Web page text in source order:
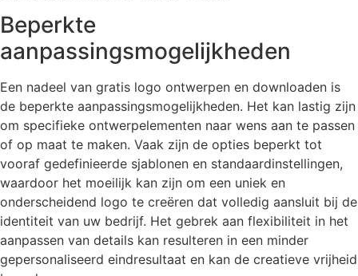
Beperkte
aanpassingsmogelijkheden
Een nadeel van gratis logo ontwerpen en downloaden is
de beperkte aanpassingsmogelijkheden. Het kan lastig zijn
om specifieke ontwerpelementen naar wens aan te passen
of op maat te maken. Vaak zijn de opties beperkt tot
vooraf gedefinieerde sjablonen en standaardinstellingen,
waardoor het moeilijk kan zijn om een uniek en
onderscheidend logo te creëren dat volledig aansluit bij de
identiteit van uw bedrijf. Het gebrek aan flexibiliteit in het
aanpassen van details kan resulteren in een minder
gepersonaliseerd eindresultaat en kan de creatieve vrijheid